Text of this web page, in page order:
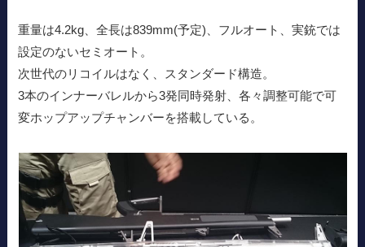
重量は4.2kg、全長は839mm(予定)、フルオート、実銃では
設定のないセミオート。
次世代のリコイルはなく、スタンダード構造。
3本のインナーバレルから3発同時発射、各々調整可能で可
変ホップアップチャンバーを搭載している。